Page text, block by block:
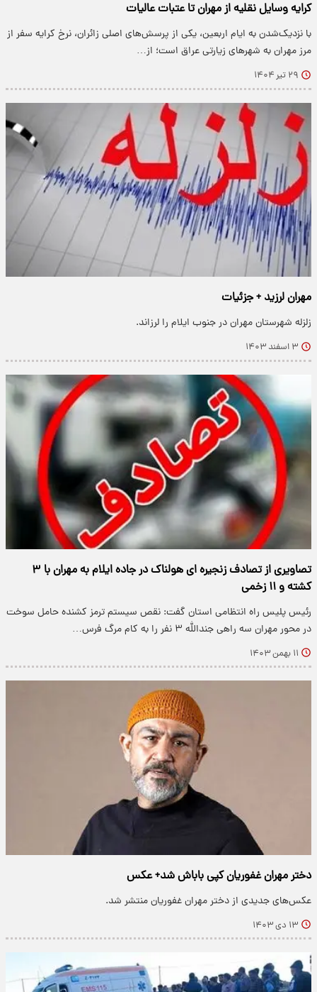
کرایه وسایل نقلیه از مهران تا عتبات عالیات
با نزدیک‌شدن به ایام اربعین، یکی از پرسش‌های اصلی زائران، نرخ کرایه‌ سفر از
مرز مهران به شهرهای زیارتی عراق است؛ از…
۲۹ تیر ۱۴۰۴
مهران لرزید + جزئیات
زلزله شهرستان مهران در جنوب ایلام را لرزاند.
۳ اسفند ۱۴۰۳
تصاویری از تصادف زنجیره ای هولناک در جاده ایلام به مهران با ۳
کشته و ۱۱ زخمی
رئیس پلیس راه انتظامی استان گفت: نقص سیستم ترمز کشنده حامل سوخت
در محور مهران سه راهی جندالله ۳ نفر را به کام مرگ فرس…
۱۱ بهمن ۱۴۰۳
دختر مهران غفوریان کپی باباش شد+ عکس
عکس‌های جدیدی از دختر مهران غفوریان منتشر شد.
۱۳ دی ۱۴۰۳